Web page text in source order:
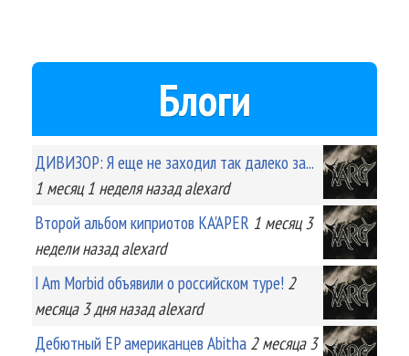
Блоги
ДИВИЗОР: Я еще не заходил так далеко за...
1 месяц 1 неделяназад alexard
Второй альбом киприотов KA'APER 1 месяц 3
неделиназад alexard
I Am Morbid объявили о российском туре! 2
месяца 3 дняназад alexard
Дебютный EP американцев Abitha 2 месяца 3